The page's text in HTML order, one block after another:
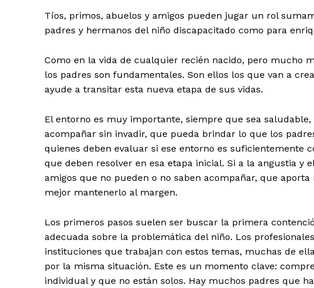
Tíos, primos, abuelos y amigos pueden jugar un rol
padres y hermanos del niño discapacitado como para
Como en la vida de cualquier recién nacido, pero mucho
los padres son fundamentales. Son ellos los que van a
ayude a transitar esta nueva etapa de sus vidas.
El entorno es muy importante, siempre que sea
acompañar sin invadir, que pueda brindar lo que los
quienes deben evaluar si ese entorno es suficientemente
que deben resolver en esa etapa inicial. Si a la angustia y
amigos que no pueden o no saben acompañar, que
mejor mantenerlo al margen.
Los primeros pasos suelen ser buscar la primera
adecuada sobre la problemática del niño. Los
instituciones que trabajan con estos temas, muchas de
por la misma situación. Este es un momento clave:
individual y que no están solos. Hay muchos padres que